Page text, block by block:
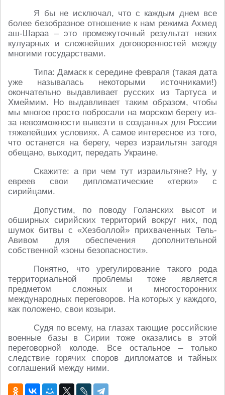
Я бы не исключал, что с каждым днем все
более безобразное отношение к нам режима Ахмед
аш-Шараа – это промежуточный результат неких
кулуарных и сложнейших договоренностей между
многими государствами.
Типа: Дамаск к середине февраля (такая дата
уже называлась некоторыми источниками!)
окончательно выдавливает русских из Тартуса и
Хмеймим. Но выдавливает таким образом, чтобы
мы многое просто побросали на морском берегу из-
за невозможности вывезти в созданных для России
тяжелейших условиях. А самое интересное из того,
что останется на берегу, через израильтян загодя
обещано, выходит, передать Украине.
Скажите: а при чем тут израильтяне? Ну, у
евреев свои дипломатические «терки» с
сирийцами.
Допустим, по поводу Голанских высот и
обширных сирийских территорий вокруг них, под
шумок битвы с «Хезболлой» прихваченных Тель-
Авивом для обеспечения дополнительной
собственной «зоны безопасности».
Понятно, что урегулирование такого рода
территориальной проблемы тоже является
предметом сложных и многосторонних
международных переговоров. На которых у каждого,
как положено, свои козыри.
Судя по всему, на глазах тающие российские
военные базы в Сирии тоже оказались в этой
переговорной колоде. Все остальное – только
следствие горячих споров дипломатов и тайных
соглашений между ними.